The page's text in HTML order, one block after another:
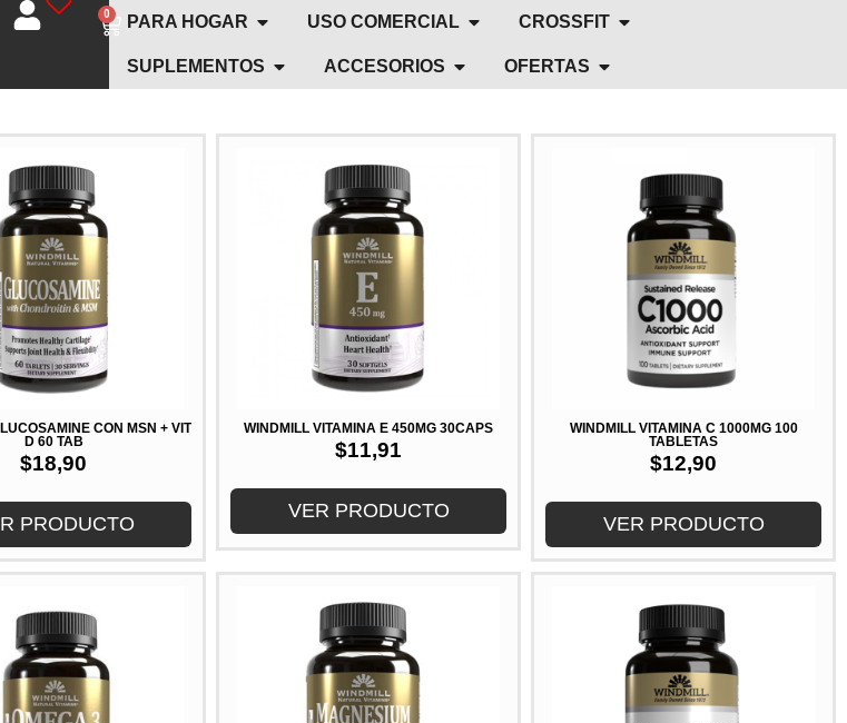
0 PARA HOGAR USO COMERCIAL CROSSFIT
SUPLEMENTOS ACCESORIOS OFERTAS
CON MSN + VIT
D 60 TAB
$18,90
PRODUCTO
WINDMILL VITAMINA E 450MG 30CAPS
$11,91
VER PRODUCTO
WINDMILL VITAMINA C 1000MG 100
TABLETAS
$12,90
VER PRODUCTO